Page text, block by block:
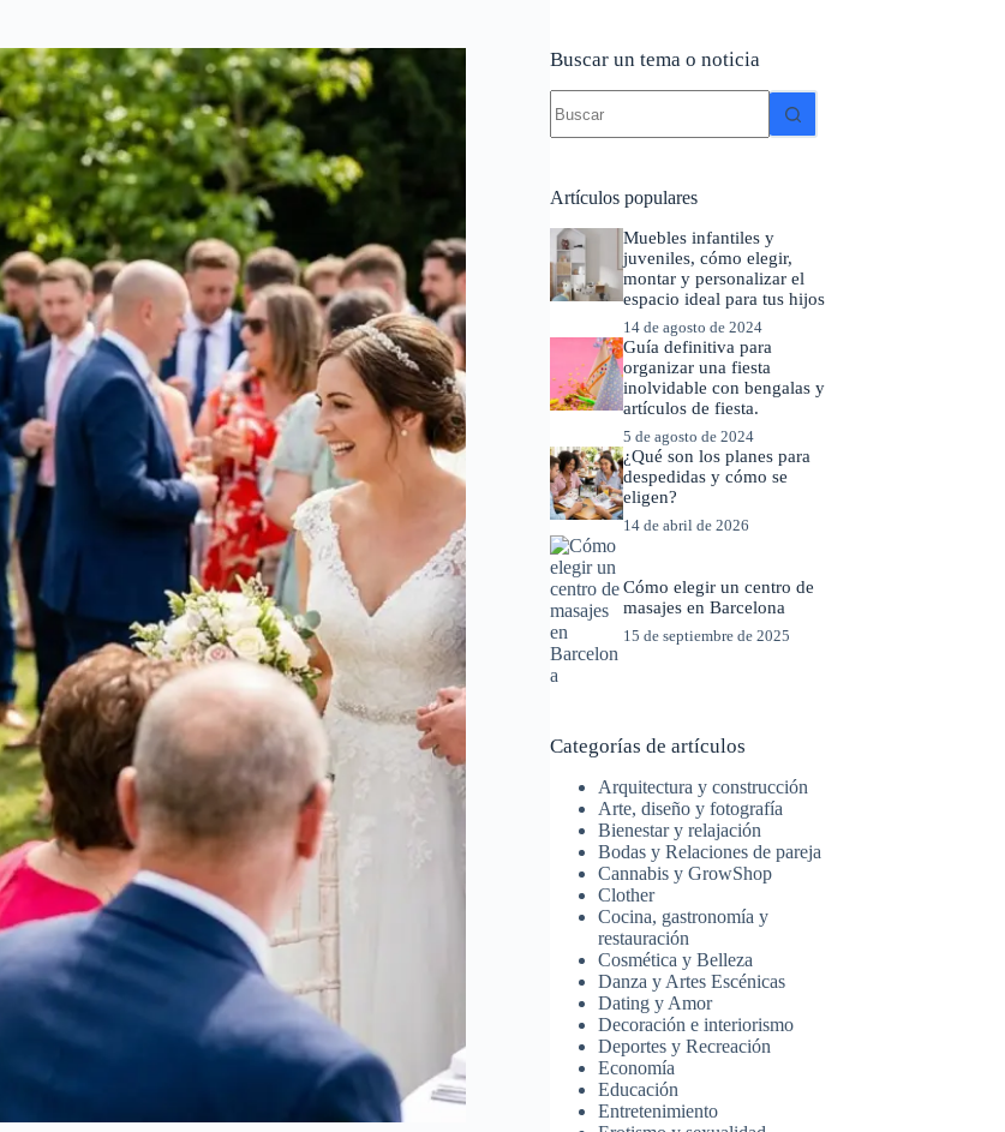
Buscar un tema o noticia
resultados
Artículos populares
Muebles infantiles y
juveniles, cómo elegir,
montar y personalizar el
espacio ideal para tus hijos
14 de agosto de 2024
Guía definitiva para
organizar una fiesta
inolvidable con bengalas y
artículos de fiesta.
5 de agosto de 2024
¿Qué son los planes para
despedidas y cómo se
eligen?
14 de abril de 2026
Cómo elegir un centro de
masajes en Barcelona
15 de septiembre de 2025
Categorías de artículos
Arquitectura y construcción
Arte, diseño y fotografía
Bienestar y relajación
Bodas y Relaciones de pareja
Cannabis y GrowShop
Clother
Cocina, gastronomía y
restauración
Cosmética y Belleza
Danza y Artes Escénicas
Dating y Amor
Decoración e interiorismo
Deportes y Recreación
Economía
Educación
Entretenimiento